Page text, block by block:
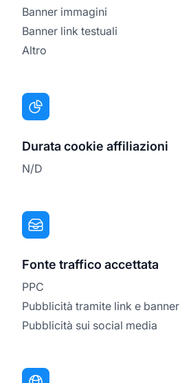
Banner immagini
Banner link testuali
Altro
Durata cookie affiliazioni
N/D
Fonte traffico accettata
PPC
Pubblicità tramite link e banner
Pubblicità sui social media